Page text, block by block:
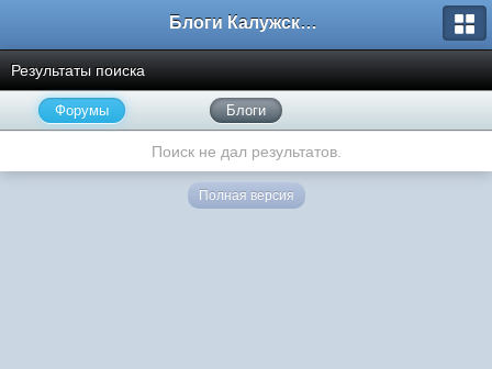
Блоги Калужского перекрестка
Результаты поиска
Форумы Блоги
Поиск не дал результатов.
Полная версия